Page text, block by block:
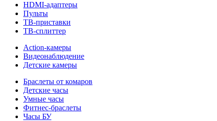
HDMI-адаптеры
Пульты
ТВ-приставки
ТВ-сплиттер
Action-камеры
Видеонаблюдение
Детские камеры
Браслеты от комаров
Детские часы
Умные часы
Фитнес-браслеты
Часы БУ